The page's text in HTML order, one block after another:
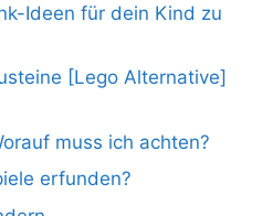
Ideen für dein Kind zu
[Lego Alternative]
muss ich achten?
erfunden?